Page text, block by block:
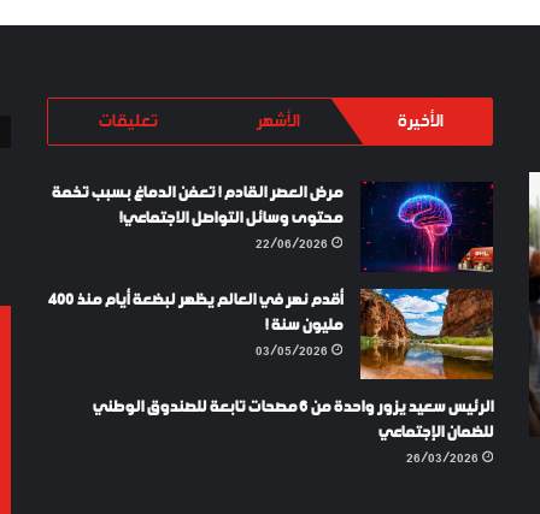
LAYKI
SHOES
TURKEY
06/02/2024
LAYKI SHOES TURKEY
JOURNÉE
COLIS
الأخيرة الأشهر تعليقات
مرض العصر القادم ! تعفن الدماغ بسبب تخمة
محتوى وسائل التواصل الاجتماعي!
22/06/2026
أقدم نهر في العالم يظهر لبضعة أيام منذ 400
مليون سنة !
03/05/2026
الرئيس سعيد يزور واحدة من 6 مصحات تابعة للصندوق الوطني
للضمان الإجتماعي
26/03/2026